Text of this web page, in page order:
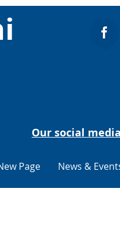
Our social
Page News &